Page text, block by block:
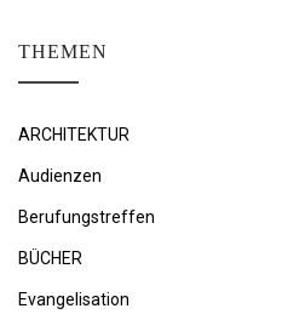
THEMEN
ARCHITEKTUR
Audienzen
Berufungstreffen
BÜCHER
Evangelisation